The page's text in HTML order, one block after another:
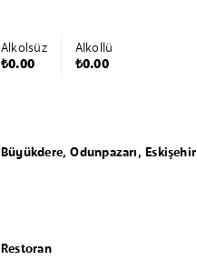
Alkolsüz
₺0.00
Alkollü
₺0.00
Büyükdere, Odunpazarı, Eskişehir
Restoran